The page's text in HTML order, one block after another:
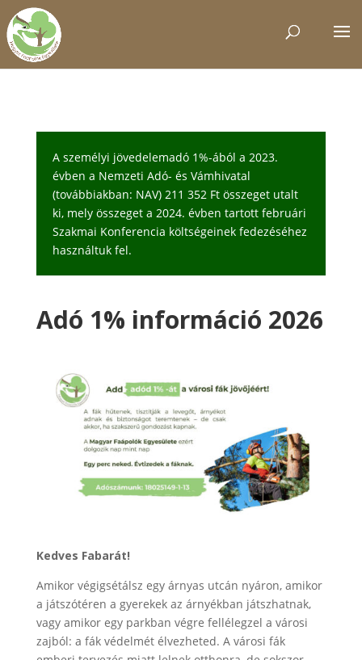
A személyi jövedelemadó 1%-ából a 2023.
évben a Nemzeti Adó- és Vámhivatal
(továbbiakban: NAV) 211 352 Ft összeget utalt
ki, mely összeget a 2024. évben tartott februári
Szakmai Konferencia költségeinek fedezéséhez
használtuk fel.
Adó 1% információ 2026
Kedves Fabarát!
Amikor végigsétálsz egy árnyas utcán nyáron, amikor
a játszótéren a gyerekek az árnyékban játszhatnak,
vagy amikor egy parkban végre fellélegzel a városi
zajból: a fák védelmét élvezheted. A városi fák